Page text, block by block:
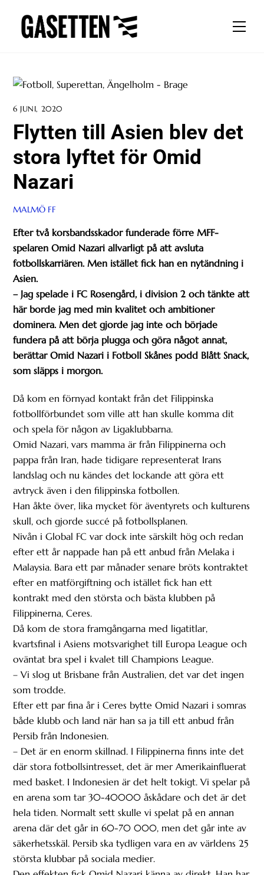
content
6 JUNI, 2020
Flytten till Asien blev det
stora lyftet för Omid
Nazari
MALMÖ FF
Efter två korsbandsskador funderade förre MFF-
spelaren Omid Nazari allvarligt på att avsluta
fotbollskarriären. Men istället fick han en nytändning i
Asien.
– Jag spelade i FC Rosengård, i division 2 och tänkte att
här borde jag med min kvalitet och ambitioner
dominera. Men det gjorde jag inte och började
fundera på att börja plugga och göra något annat,
berättar Omid Nazari i Fotboll Skånes podd Blått Snack,
som släpps i morgon.
Då kom en förnyad kontakt från det Filippinska
fotbollförbundet som ville att han skulle komma dit
och spela för någon av Ligaklubbarna.
Omid Nazari, vars mamma är från Filippinerna och
pappa från Iran, hade tidigare representerat Irans
landslag och nu kändes det lockande att göra ett
avtryck även i den filippinska fotbollen.
Han åkte över, lika mycket för äventyrets och kulturens
skull, och gjorde succé på fotbollsplanen.
Nivån i Global FC var dock inte särskilt hög och redan
efter ett år nappade han på ett anbud från Melaka i
Malaysia. Bara ett par månader senare bröts kontraktet
efter en matförgiftning och istället fick han ett
kontrakt med den största och bästa klubben på
Filippinerna, Ceres.
Då kom de stora framgångarna med ligatitlar,
kvartsfinal i Asiens motsvarighet till Europa League och
oväntat bra spel i kvalet till Champions League.
– Vi slog ut Brisbane från Australien, det var det ingen
som trodde.
Efter ett par fina år i Ceres bytte Omid Nazari i somras
både klubb och land när han sa ja till ett anbud från
Persib från Indonesien.
– Det är en enorm skillnad. I Filippinerna finns inte det
där stora fotbollsintresset, det är mer Amerikainfluerat
med basket. I Indonesien är det helt tokigt. Vi spelar på
en arena som tar 30-40000 åskådare och det är det
hela tiden. Normalt sett skulle vi spelat på en annan
arena där det går in 60-70 000, men det går inte av
säkerhetsskäl. Persib ska tydligen vara en av världens 25
största klubbar på sociala medier.